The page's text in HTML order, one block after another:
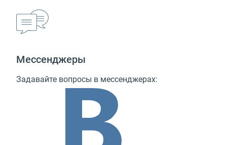
Мессенджеры
Задавайте вопросы в мессенджерах: